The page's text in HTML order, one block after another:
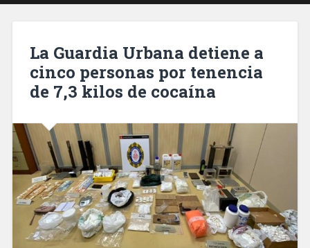
La Guardia Urbana detiene a
cinco personas por tenencia
de 7,3 kilos de cocaína